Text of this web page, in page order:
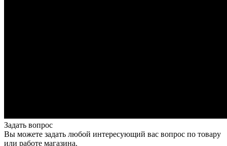
Задать вопрос
Вы можете задать любой интересующий вас вопрос по товару
или работе магазина.